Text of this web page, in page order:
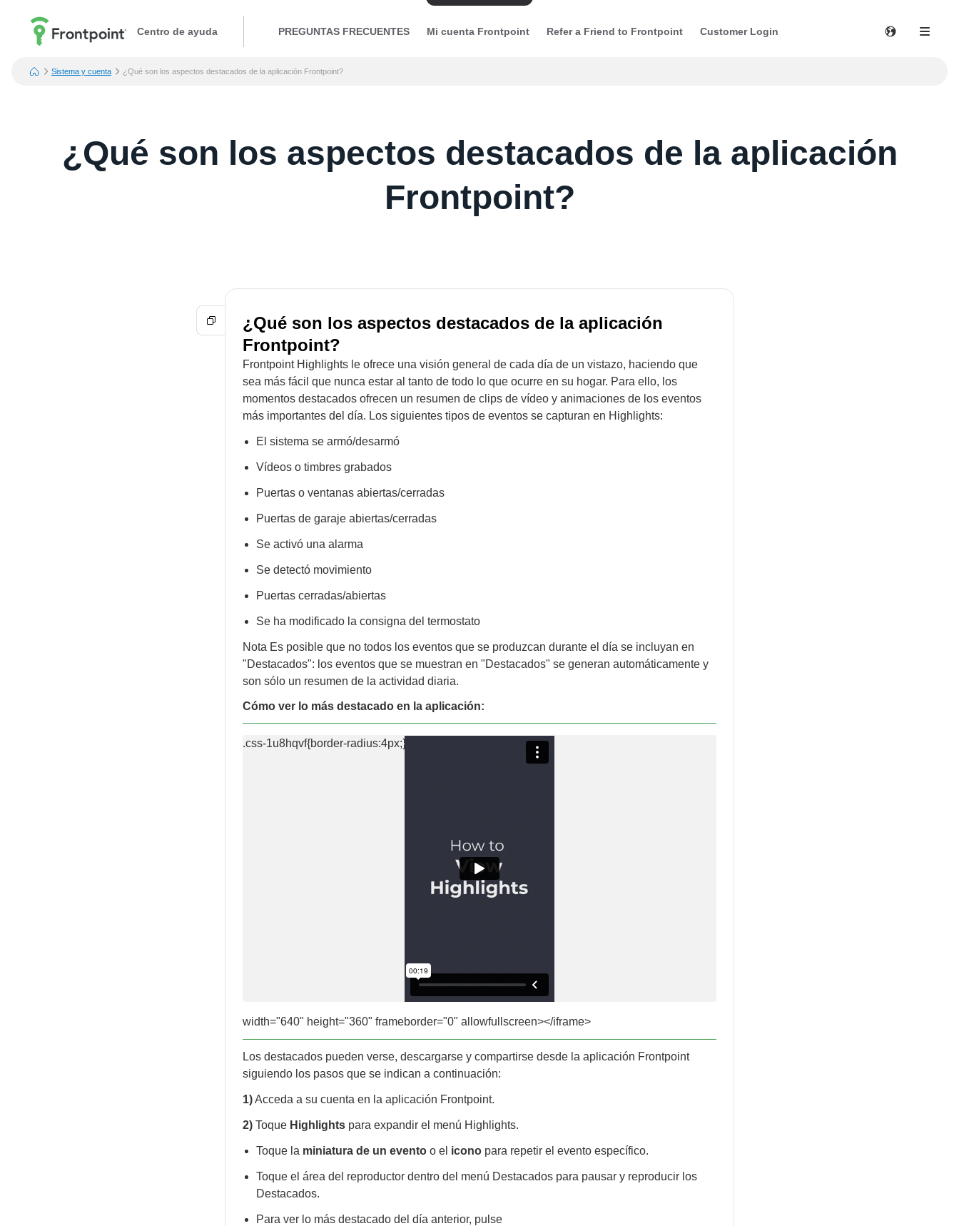
Centro de ayuda PREGUNTAS FRECUENTES Mi cuenta Frontpoint Refer a Friend to Frontpoint Customer Login
Sistema y cuenta ¿Qué son los aspectos destacados de la aplicación Frontpoint?
¿Qué son los aspectos destacados de la aplicación
Frontpoint?
¿Qué son los aspectos destacados de la aplicación
Frontpoint?
Frontpoint Highlights le ofrece una visión general de cada día de un vistazo, haciendo que
sea más fácil que nunca estar al tanto de todo lo que ocurre en su hogar. Para ello, los
momentos destacados ofrecen un resumen de clips de vídeo y animaciones de los eventos
más importantes del día. Los siguientes tipos de eventos se capturan en Highlights:
El sistema se armó/desarmó
Vídeos o timbres grabados
Puertas o ventanas abiertas/cerradas
Puertas de garaje abiertas/cerradas
Se activó una alarma
Se detectó movimiento
Puertas cerradas/abiertas
Se ha modificado la consigna del termostato
Nota Es posible que no todos los eventos que se produzcan durante el día se incluyan en
"Destacados": los eventos que se muestran en "Destacados" se generan automáticamente y
son sólo un resumen de la actividad diaria.
Cómo ver lo más destacado en la aplicación:
width="640" height="360" frameborder="0" allowfullscreen></iframe>
Los destacados pueden verse, descargarse y compartirse desde la aplicación Frontpoint
siguiendo los pasos que se indican a continuación:
1)Acceda a su cuenta en la aplicación Frontpoint.
2) Toque Highlights para expandir el menú Highlights.
Toque la miniatura de un evento o el icono para repetir el evento específico.
Toque el área del reproductor dentro del menú Destacados para pausar y reproducir los
Destacados.
Para ver lo más destacado del día anterior, pulse